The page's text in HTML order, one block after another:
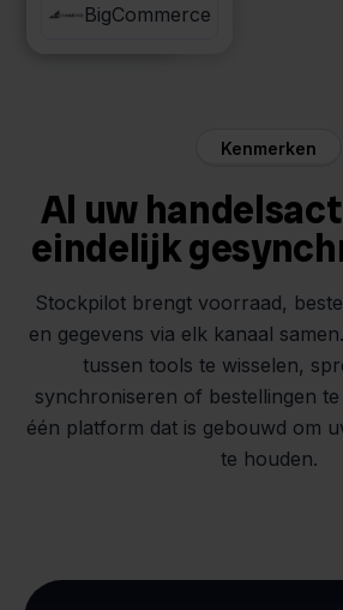
Mendrix
BigCommerce
Kenmerken
Al uw
eindelijk
Stockpilot brengt voorraad,
en gegevens via elk kanaal
tussen tools te wisselen,
synchroniseren of bestellingen
één platform dat is gebouwd om
te houden.